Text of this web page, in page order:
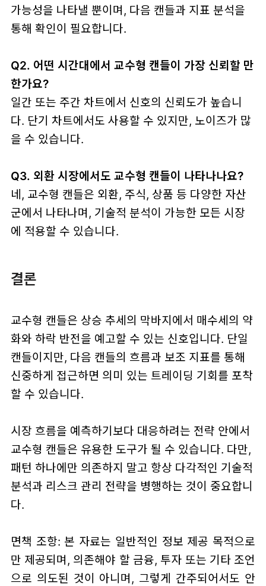
가능성을 나타낼 뿐이며, 다음 캔들과 지표 분석을
통해 확인이 필요합니다.
Q2. 어떤 시간대에서 교수형 캔들이 가장 신뢰할 만
한가요?
일간 또는 주간 차트에서 신호의 신뢰도가 높습니
다. 단기 차트에서도 사용할 수 있지만, 노이즈가 많
을 수 있습니다.
Q3. 외환 시장에서도 교수형 캔들이 나타나나요?
네, 교수형 캔들은 외환, 주식, 상품 등 다양한 자산
군에서 나타나며, 기술적 분석이 가능한 모든 시장
에 적용할 수 있습니다.
결론
교수형 캔들은 상승 추세의 막바지에서 매수세의 약
화와 하락 반전을 예고할 수 있는 신호입니다. 단일
캔들이지만, 다음 캔들의 흐름과 보조 지표를 통해
신중하게 접근하면 의미 있는 트레이딩 기회를 포착
할 수 있습니다.
시장 흐름을 예측하기보다 대응하려는 전략 안에서
교수형 캔들은 유용한 도구가 될 수 있습니다. 다만,
패턴 하나에만 의존하지 말고 항상 다각적인 기술적
분석과 리스크 관리 전략을 병행하는 것이 중요합니
다.
면책 조항: 본 자료는 일반적인 정보 제공 목적으로
만 제공되며, 의존해야 할 금융, 투자 또는 기타 조언
으로 의도된 것이 아니며, 그렇게 간주되어서도 안